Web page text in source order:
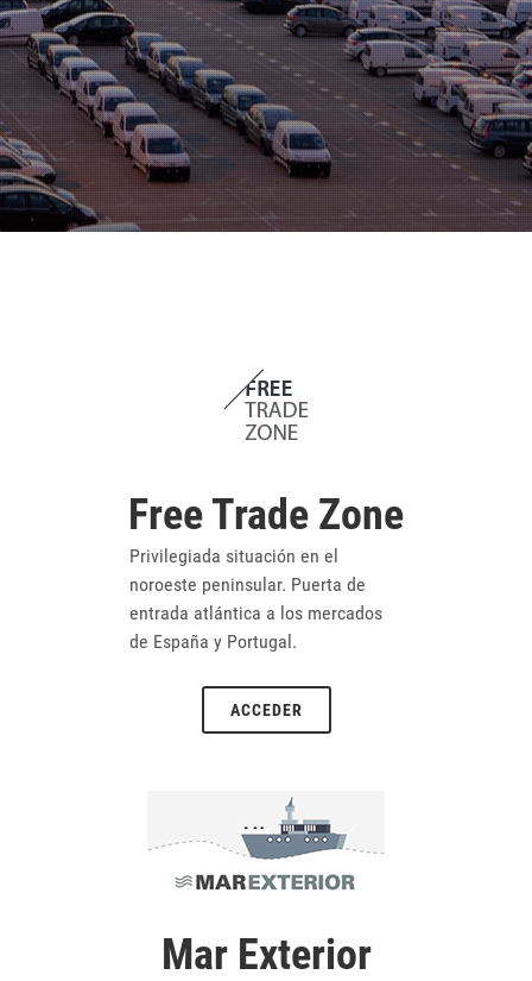
Free Trade Zone
Privilegiada situación en el
noroeste peninsular. Puerta de
entrada atlántica a los mercados
de España y Portugal.
ACCEDER
Mar Exterior